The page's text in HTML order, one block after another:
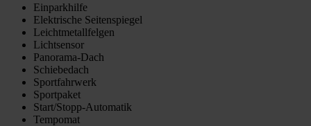
Einparkhilfe
Elektrische Seitenspiegel
Leichtmetallfelgen
Lichtsensor
Panorama-Dach
Schiebedach
Sportfahrwerk
Sportpaket
Start/Stopp-Automatik
Tempomat